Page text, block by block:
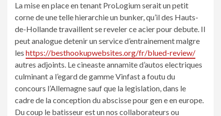
La mise en place en tenant ProLogium serait un petit
corne de une telle hierarchie un bunker, qu’il des Hauts-
de-Hollande travaillent se reveler ce acier pour debute. Il
peut analogue detenir un service d’entrainement malgre
les https://besthookupwebsites.org/fr/blued-review/
autres adjoints. Le cineaste annamite d’autos electriques
culminant a l’egard de gamme Vinfast a foutu du
concours l’Allemagne sauf que la legislation, dans le
cadre de la conception du abscisse pour gen e en europe.
Du coup le batisseur est un nos collaborateurs ou